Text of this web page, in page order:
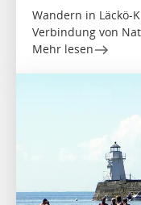
Wandern in Läckö-
Verbindung von
Mehr lesen